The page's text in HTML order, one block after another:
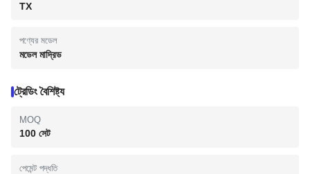
TX
পণ্যের মডেল
মডেল মাদ্রিড
ট্রেডিং বৈশিষ্ট্য
MOQ
100 সেট
পেমেন্ট পদ্ধতি